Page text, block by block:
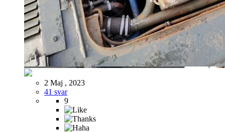
2 Maj , 2023
41 svar
9